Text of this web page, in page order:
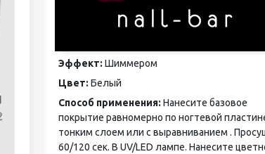
Лампы для сушки ногтей
Лечение и уход за кутикулой и
Пилки для ногтей
Полигели
Расходные материалы
Средства для кислотного и
Эффект: Шиммером
Цвет: Белый
Способ применения: Нанесите базовое
покрытие равномерно по ногтевой
тонким слоем или с выравниванием .
60/120 сек. В UV/LED лампе. Нанесите